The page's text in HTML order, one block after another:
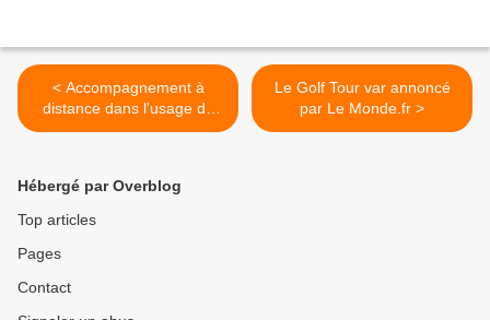
< Accompagnement à
distance dans l'usage de
l'outil informatique et
HORIZON MULTIMEDIA.
Le Golf Tour var annoncé
par Le Monde.fr >
Hébergé par Overblog
Top articles
Pages
Contact